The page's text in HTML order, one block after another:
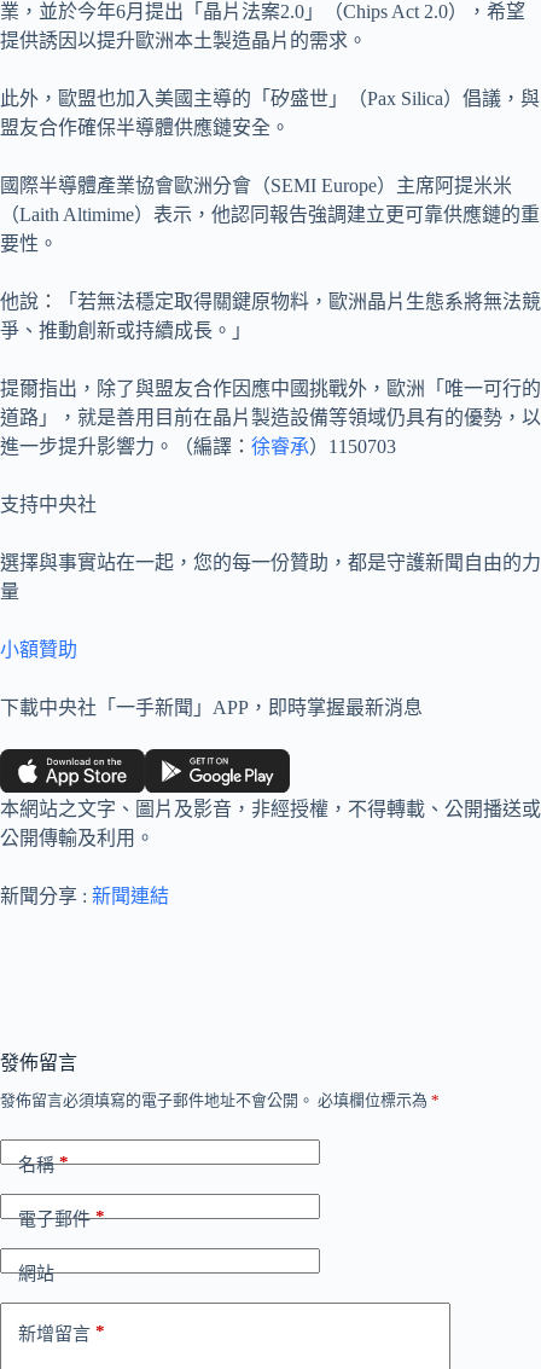
業，並於今年6月提出「晶片法案2.0」（Chips Act 2.0），希望
提供誘因以提升歐洲本土製造晶片的需求。
此外，歐盟也加入美國主導的「矽盛世」（Pax Silica）倡議，與
盟友合作確保半導體供應鏈安全。
國際半導體產業協會歐洲分會（SEMI Europe）主席阿提米米
（Laith Altimime）表示，他認同報告強調建立更可靠供應鏈的重
要性。
他說：「若無法穩定取得關鍵原物料，歐洲晶片生態系將無法競
爭、推動創新或持續成長。」
提爾指出，除了與盟友合作因應中國挑戰外，歐洲「唯一可行的
道路」，就是善用目前在晶片製造設備等領域仍具有的優勢，以
進一步提升影響力。（編譯： 徐睿承）1150703
支持中央社
選擇與事實站在一起，您的每一份贊助，都是守護新聞自由的力
量
小額贊助
下載中央社「一手新聞」APP，即時掌握最新消息
本網站之文字、圖片及影音，非經授權，不得轉載、公開播送或
公開傳輸及利用。
新聞分享 : 新聞連結
發佈留言
發佈留言必須填寫的電子郵件地址不會公開。 必填欄位標示為 *
名稱*
電子郵件*
網站
新增留言 *